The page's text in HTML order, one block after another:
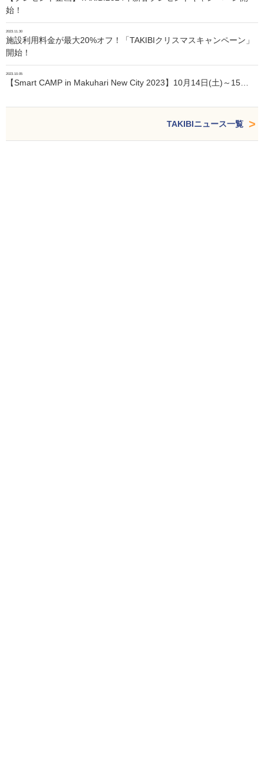
始！
2023.11.30
施設利用料金が最大20%オフ！「TAKIBIクリスマスキャンペーン」
開始！
2023.10.05
【Smart CAMP in Makuhari New City 2023】10月14日(土)～15…
TAKIBIニュース一覧